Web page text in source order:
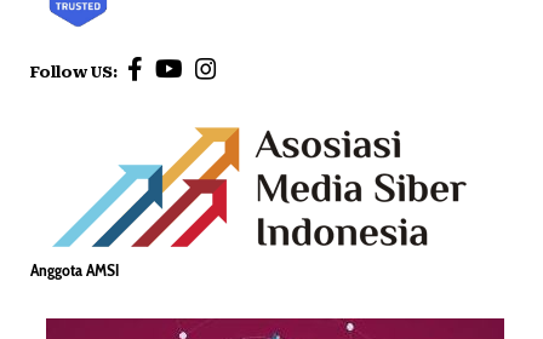
Follow US:
Anggota AMSI